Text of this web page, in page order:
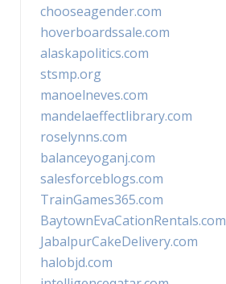
chooseagender.com
hoverboardssale.com
alaskapolitics.com
stsmp.org
manoelneves.com
mandelaeffectlibrary.com
roselynns.com
balanceyoganj.com
salesforceblogs.com
TrainGames365.com
BaytownEvaCationRentals.com
JabalpurCakeDelivery.com
halobjd.com